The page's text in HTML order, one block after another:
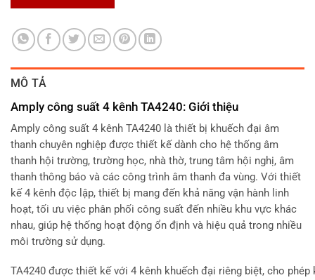
MÔ TẢ
Amply công suất 4 kênh TA4240: Giới thiệu
Amply công suất 4 kênh TA4240 là thiết bị khuếch đại âm
thanh chuyên nghiệp được thiết kế dành cho hệ thống âm
thanh hội trường, trường học, nhà thờ, trung tâm hội nghị, âm
thanh thông báo và các công trình âm thanh đa vùng. Với thiết
kế 4 kênh độc lập, thiết bị mang đến khả năng vận hành linh
hoạt, tối ưu việc phân phối công suất đến nhiều khu vực khác
nhau, giúp hệ thống hoạt động ổn định và hiệu quả trong nhiều
môi trường sử dụng.
TA4240 được thiết kế với 4 kênh khuếch đại riêng biệt, cho